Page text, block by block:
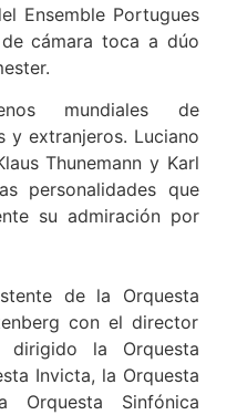
Ensemble Portugues
cámara toca a dúo
mundiales de
y extranjeros. Luciano
Thunemann y Karl
personalidades que
su admiración por
de la Orquesta
con el director
dirigido la Orquesta
Invicta, la Orquesta
Orquesta Sinfónica